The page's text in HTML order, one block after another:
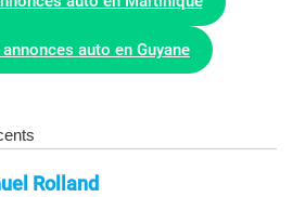
auto en Guyane
Rolland